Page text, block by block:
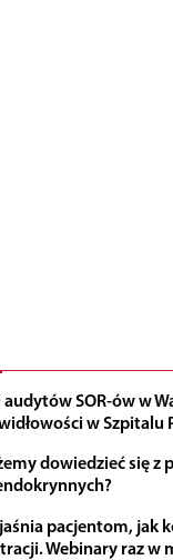
SOR-ów w
w Szpitalu
dowiedzieć się z
pacjentom, jak
Webinary raz w